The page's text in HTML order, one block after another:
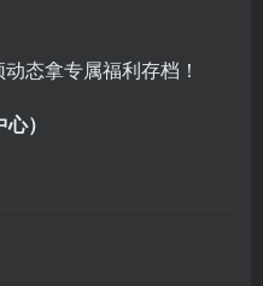
态拿专属福利存档！
）